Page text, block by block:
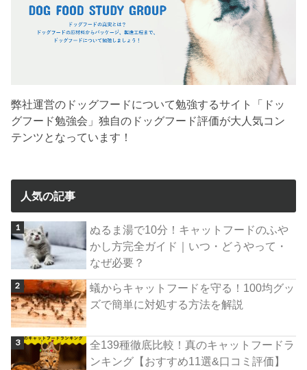
弊社運営のドッグフードについて勉強するサイト「ドッ
グフード勉強会」独自のドッグフード評価が大人気コン
テンツとなっています！
人気の記事
ぬるま湯で10分！キャットフードのふや
かし方完全ガイド｜いつ・どうやって・
なぜ必要？
蟻からキャットフードを守る！100均グッ
ズで簡単に対処する方法を解説
全139種徹底比較！真のキャットフードラ
ンキング【おすすめ11選&口コミ評価】